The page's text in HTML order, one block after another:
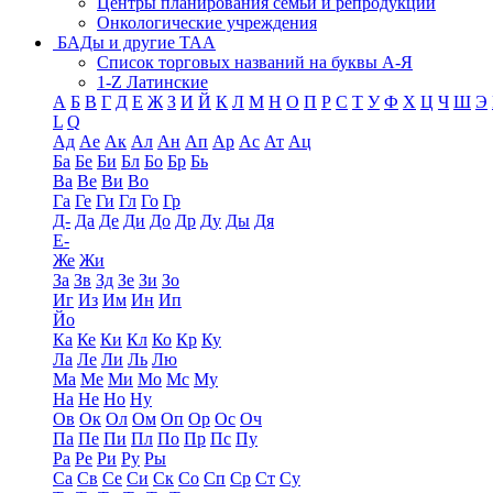
Онкологические учреждения
БАДы и другие ТАА
Список торговых названий на буквы А-Я
1-Z Латинские
А Б В Г Д Е Ж З И Й К Л М Н О П Р С Т У Ф Х Ц Ч Ш Э
L Q
Ад Ае Ак Ал Ан Ап Ар Ас Ат Ац
Ба Бе Би Бл Бо Бр Бь
Ва Ве Ви Во
Га Ге Ги Гл Го Гр
Д- Да Де Ди До Др Ду Ды Дя
Е-
Же Жи
За Зв Зд Зе Зи Зо
Иг Из Им Ин Ип
Йо
Ка Ке Ки Кл Ко Кр Ку
Ла Ле Ли Ль Лю
Ма Ме Ми Мо Мс Му
На Не Но Ну
Ов Ок Ол Ом Оп Ор Ос Оч
Па Пе Пи Пл По Пр Пс Пу
Ра Ре Ри Ру Ры
Са Св Се Си Ск Со Сп Ср Ст Су